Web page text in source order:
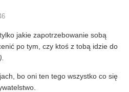
jakie zapotrzebowanie sobą
po tym, czy ktoś z tobą idzie do
).
bo oni ten tego wszystko co się